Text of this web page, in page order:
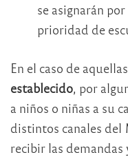
se asignarán
prioridad de
En el caso de
establecido, por
a niños o niñas a su
distintos canales del
recibir las demandas